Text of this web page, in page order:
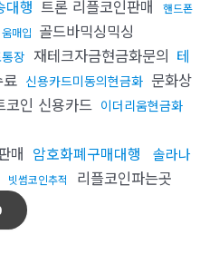
행 트론 리플코인판매
핸드폰
매입 골드바믹싱믹싱
장 재테크자금현금화문의 테
신용카드미동의현금화 문화상
코인 신용카드 이더리움현금화
매 암호화폐구매대행
솔라나
빗썸코인추적 리플코인파는곳